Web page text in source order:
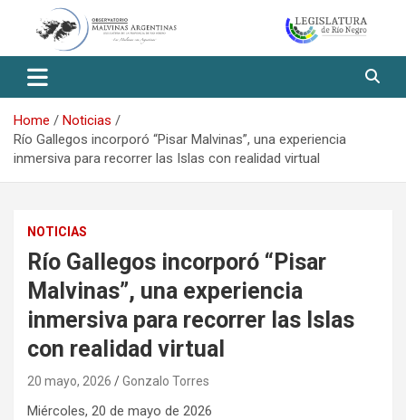
Observatorio Malvinas – Río
Negro
Home
Noticias
Río Gallegos incorporó “Pisar Malvinas”, una experiencia
inmersiva para recorrer las Islas con realidad virtual
NOTICIAS
Río Gallegos incorporó “Pisar
Malvinas”, una experiencia
inmersiva para recorrer las Islas
con realidad virtual
20 mayo, 2026 Gonzalo Torres
Miércoles, 20 de mayo de 2026